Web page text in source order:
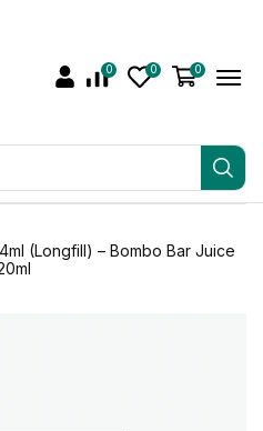
0 0 0
(Longfill) – Bombo Bar Juice